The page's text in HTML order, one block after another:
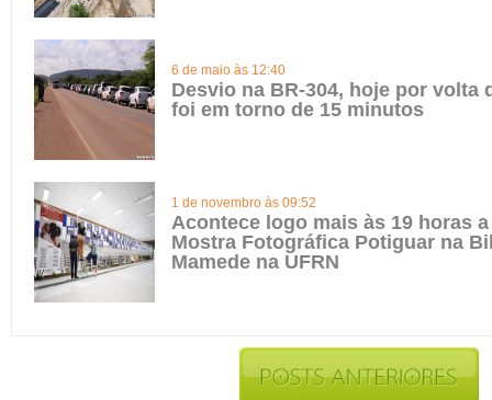
6 de maio às 12:40
Desvio na BR-304, hoje por volta
foi em torno de 15 minutos
1 de novembro às 09:52
Acontece logo mais às 19 horas a
Mostra Fotográfica Potiguar na
Mamede na UFRN